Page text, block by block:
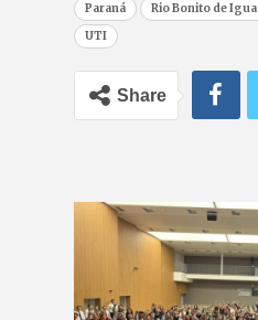
Paraná
Rio Bonito de
UTI
Share